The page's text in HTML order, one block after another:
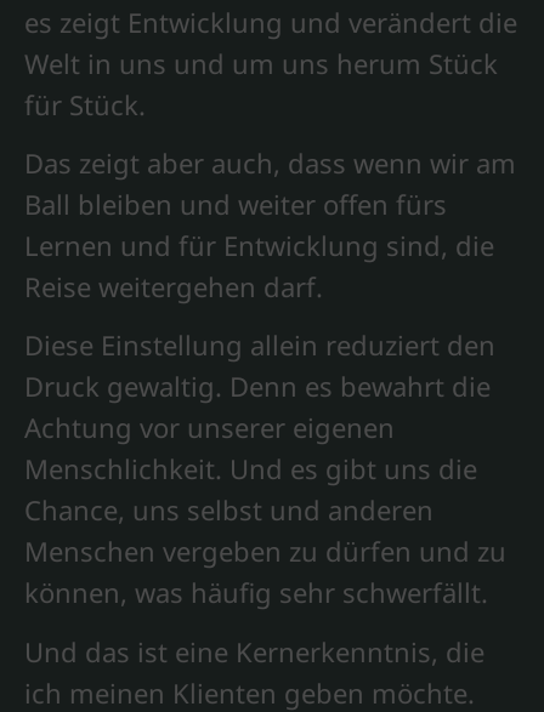
es zeigt Entwicklung und verändert die
Welt in uns und um uns herum Stück
für Stück.
Das zeigt aber auch, dass wenn wir am
Ball bleiben und weiter offen fürs
Lernen und für Entwicklung sind, die
Reise weitergehen darf.
Diese Einstellung allein reduziert den
Druck gewaltig. Denn es bewahrt die
Achtung vor unserer eigenen
Menschlichkeit. Und es gibt uns die
Chance, uns selbst und anderen
Menschen vergeben zu dürfen und zu
können, was häufig sehr schwerfällt.
Und das ist eine Kernerkenntnis, die
ich meinen Klienten geben möchte.